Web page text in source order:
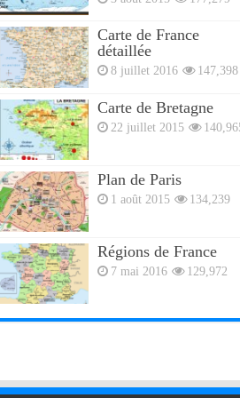
Carte de France
détaillée
8 juillet 2016 147,398
Carte de Bretagne
22 juillet 2015
Plan de Paris
1 août 2015 134,239
Régions de France
7 mai 2016 129,972